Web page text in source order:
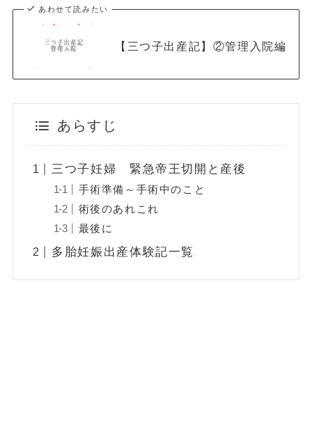
あわせて読みたい
【三つ子出産記】②管理入院編
あらすじ
三つ子妊婦 緊急帝王切開と産後
手術準備～手術中のこと
術後のあれこれ
最後に
多胎妊娠出産体験記一覧